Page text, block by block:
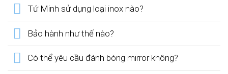
Tứ Minh sử dụng loại inox nào?
Bảo hành như thế nào?
Có thể yêu cầu đánh bóng mirror không?